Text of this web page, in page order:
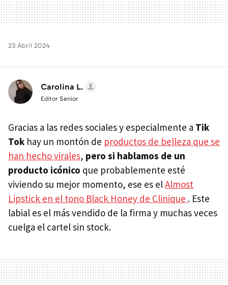
23 Abril 2024
Carolina L.
Editor Senior
Gracias a las redes sociales y especialmente a Tik
Tok hay un montón de productos de belleza que se
han hecho virales, pero si hablamos de un
producto icónico que probablemente esté
viviendo su mejor momento, ese es elAlmost
Lipstick en el tono Black Honey de Clinique . Este
labial es el más vendido de la firma y muchas veces
cuelga el cartel sin stock.